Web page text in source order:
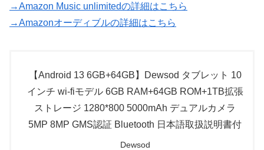
→Amazon Music unlimitedの詳細はこちら
→Amazonオーディブルの詳細はこちら
【Android 13 6GB+64GB】Dewsod タブレット 10
インチ wi-fiモデル 6GB RAM+64GB ROM+1TB拡張
ストレージ 1280*800 5000mAh デュアルカメラ
5MP 8MP GMS認証 Bluetooth 日本語取扱説明書付
Dewsod